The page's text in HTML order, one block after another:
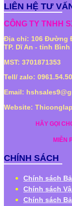
LIÊN HỆ TƯ
CÔNG TY TNHH
Địa chỉ: 106 Đường
TP. Dĩ An - tỉnh
MST: 3701871353
Tell/ zalo:
Email:
Website:
HÃY GỌI
MIỄN
CHÍNH SÁCH
Chính sách
Chính sách
Chính sách